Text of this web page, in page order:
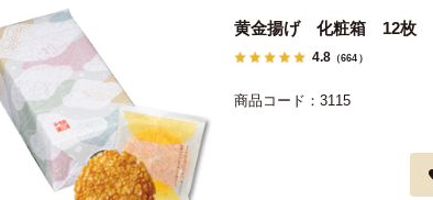
黄金揚げ 化粧箱 12枚
4.8（664）
商品コード：3115